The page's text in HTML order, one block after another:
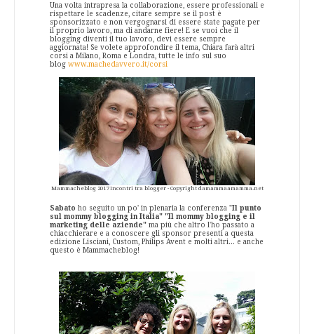
Una volta intrapresa la collaborazione, essere professionali e
rispettare le scadenze, citare sempre se il post è
sponsorizzato e non vergognarsi di essere state pagate per
il proprio lavoro, ma di andarne fiere! E se vuoi che il
blogging diventi il tuo lavoro, devi essere sempre
aggiornata! Se volete approfondire il tema, Chiara farà altri
corsi a Milano, Roma e Londra, tutte le info sul suo
blog www.machedavvero.it/corsi
Mammacheblog 2017 Incontri tra blogger - Copyright damammaamamma.net
Sabato ho seguito un po' in plenaria la conferenza "Il punto
sul mommy blogging in Italia" "Il mommy blogging e il
marketing delle aziende" ma più che altro l'ho passato a
chiacchierare e a conoscere gli sponsor presenti a questa
edizione Lisciani, Custom, Philips Avent e molti altri... e anche
questo è Mammacheblog!